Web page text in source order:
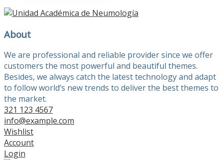
About
We are professional and reliable provider since we offer
customers the most powerful and beautiful themes.
Besides, we always catch the latest technology and adapt
to follow world’s new trends to deliver the best themes to
the market.
321 123 4567
info@example.com
Wishlist
Account
Login